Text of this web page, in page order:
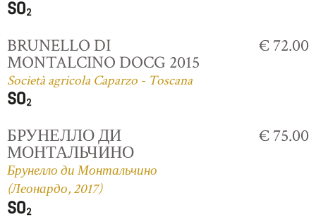
BRUNELLO DI
MONTALCINO DOCG 2015
Società agricola Caparzo - Toscana
€ 72.00
БРУНЕЛЛО ДИ
МОНТАЛЬЧИНО
Брунелло ди Монтальчино
(Леонардо, 2017)
€ 75.00